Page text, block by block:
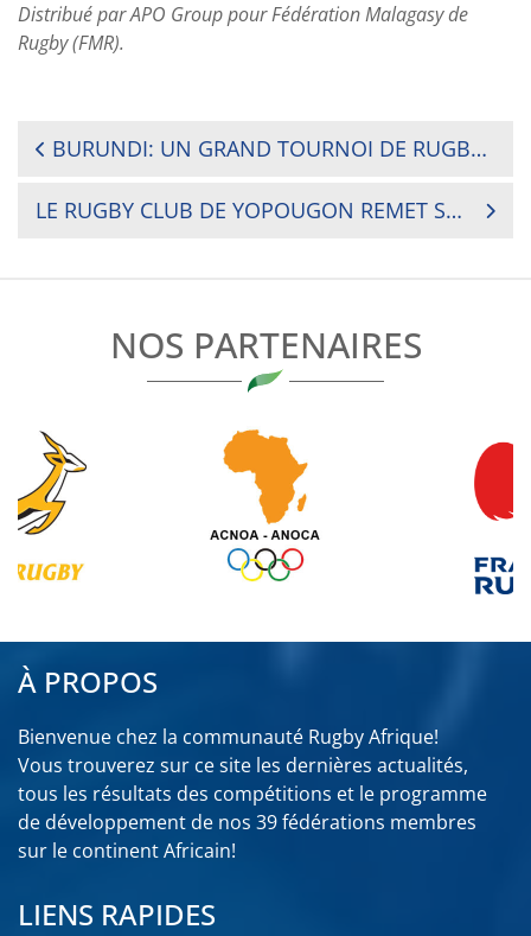
Distribué par APO Group pour Fédération Malagasy de
Rugby (FMR).
NAVIGATION
BURUNDI: UN GRAND TOURNOI DE RUGBY À 7 LOCAL QUI VIRE À L’INTERNATIONAL
LE RUGBY CLUB DE YOPOUGON REMET SON TITRE EN JEU À PARTIR DU 7 MARS
NOS PARTENAIRES
À PROPOS
Bienvenue chez la communauté Rugby Afrique!
Vous trouverez sur ce site les dernières actualités,
tous les résultats des compétitions et le programme
de développement de nos 39 fédérations membres
sur le continent Africain!
LIENS RAPIDES